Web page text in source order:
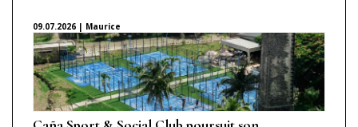
09.07.2026 | Maurice